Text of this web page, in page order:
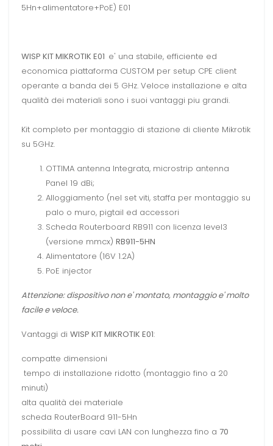
5Hn+alimentatore+PoE) E01
WISP KIT MIKROTIK E01 e' una stabile, efficiente ed
economica piattaforma CUSTOM per setup CPE client
operante a banda dei 5 GHz. Veloce installazione e alta
qualità dei materiali sono i suoi vantaggi piu grandi.
Kit completo per montaggio di stazione di cliente Mikrotik
su 5GHz.
OTTIMA antenna Integrata, microstrip antenna
Panel 19 dBi;
Alloggiamento (nel set viti, staffa per montaggio su
palo o muro, pigtail ed accessori
Scheda Routerboard RB911 con licenza level3
(versione mmcx) RB911-5HN
Alimentatore (16V 1.2A)
PoE injector
Attenzione: dispositivo non e' montato, montaggio e' molto
facile e veloce.
Vantaggi di WISP KIT MIKROTIK E01:
compatte dimensioni
tempo di installazione ridotto (montaggio fino a 20
minuti)
alta qualità dei materiale
scheda RouterBoard 911-5Hn
possibilita di usare cavi LAN con lunghezza fino a 70